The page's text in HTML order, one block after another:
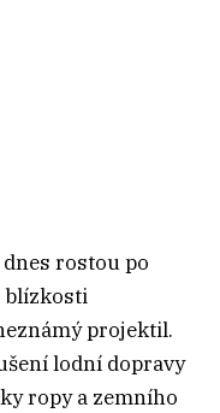
rostou po
blízkosti
projektil.
lodní dopravy
ropy a zemního